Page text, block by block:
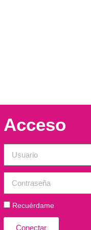
Acceso
Recuérdame
Conectar